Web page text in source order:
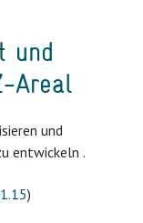
und
Areal
und
entwickeln .
)